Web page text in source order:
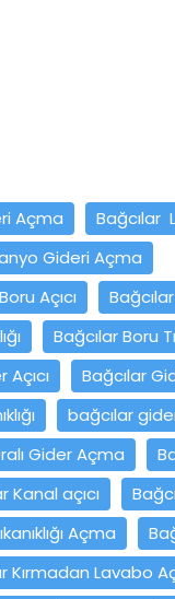
Açma
Bağcılar
Gideri Açma
Açıcı
Bağcılar Boru
Bağcılar
bağcılar
Gider Açma
Kanal açıcı
Açma
Kırmadan Lavabo